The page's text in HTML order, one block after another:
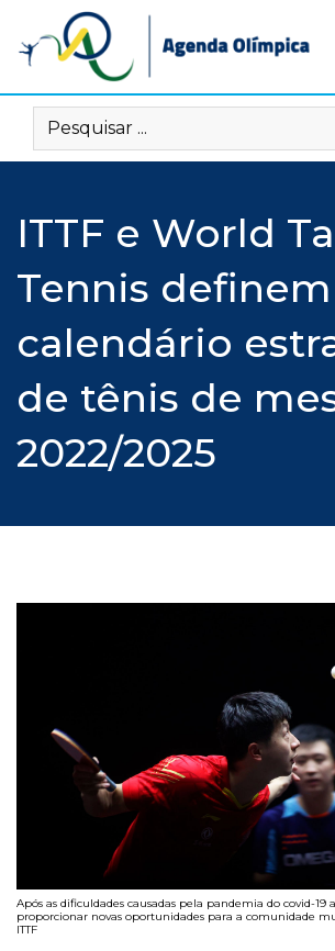
content
ITTF e World
Tennis
calendário
de tênis de
2022/2025
Após as dificuldades causadas pela pandemia do covid-19
proporcionar novas oportunidades para a comunidade
ITTF